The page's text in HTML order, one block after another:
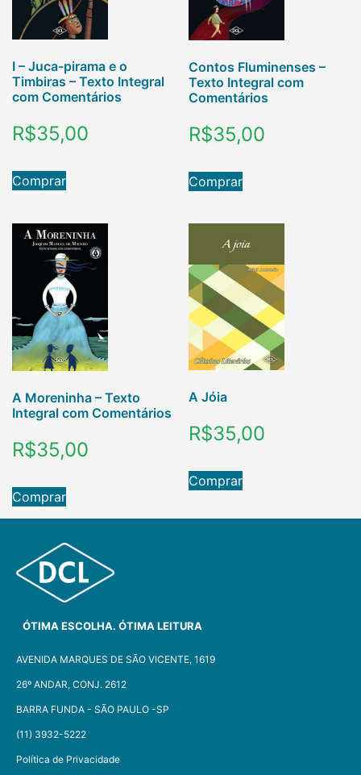
I – Juca-pirama e o
Timbiras – Texto Integral
com Comentários
R$35,00
Comprar
Contos Fluminenses –
Texto Integral com
Comentários
R$35,00
Comprar
A Moreninha – Texto
Integral com Comentários
R$35,00
Comprar
A Jóia
R$35,00
Comprar
ÓTIMA ESCOLHA. ÓTIMA LEITURA
AVENIDA MARQUES DE SÃO VICENTE, 1619
26º ANDAR, CONJ. 2612
BARRA FUNDA - SÃO PAULO -SP​
(11) 3932-5222
Política de Privacidade